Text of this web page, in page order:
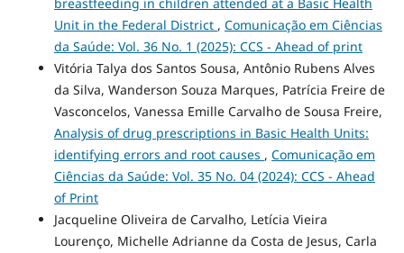
breastfeeding in children attended at a Basic Health
Unit in the Federal District , Comunicação em Ciências
da Saúde: Vol. 36 No. 1 (2025): CCS - Ahead of print
Vitória Talya dos Santos Sousa, Antônio Rubens Alves
da Silva, Wanderson Souza Marques, Patrícia Freire de
Vasconcelos, Vanessa Emille Carvalho de Sousa Freire,
Analysis of drug prescriptions in Basic Health Units:
identifying errors and root causes , Comunicação em
Ciências da Saúde: Vol. 35 No. 04 (2024): CCS - Ahead
of Print
Jacqueline Oliveira de Carvalho, Letícia Vieira
Lourenço, Michelle Adrianne da Costa de Jesus, Carla